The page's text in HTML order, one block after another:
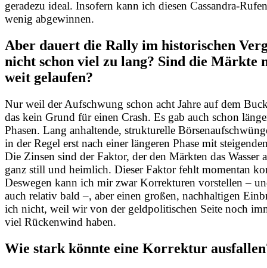
geradezu ideal. Insofern kann ich diesen Cassandra-
wenig abgewinnen.
Aber dauert die Rally im historischen
nicht schon viel zu lang? Sind die Märkte
weit gelaufen?
Nur weil der Aufschwung schon acht Jahre auf dem
das kein Grund für einen Crash. Es gab auch schon
Phasen. Lang anhaltende, strukturelle
in der Regel erst nach einer längeren Phase mit
Die Zinsen sind der Faktor, der den Märkten das Wasser
ganz still und heimlich. Dieser Faktor fehlt momentan
Deswegen kann ich mir zwar Korrekturen vorstellen –
auch relativ bald –, aber einen großen, nachhaltigen
ich nicht, weil wir von der geldpolitischen Seite noch
viel Rückenwind haben.
Wie stark könnte eine Korrektur